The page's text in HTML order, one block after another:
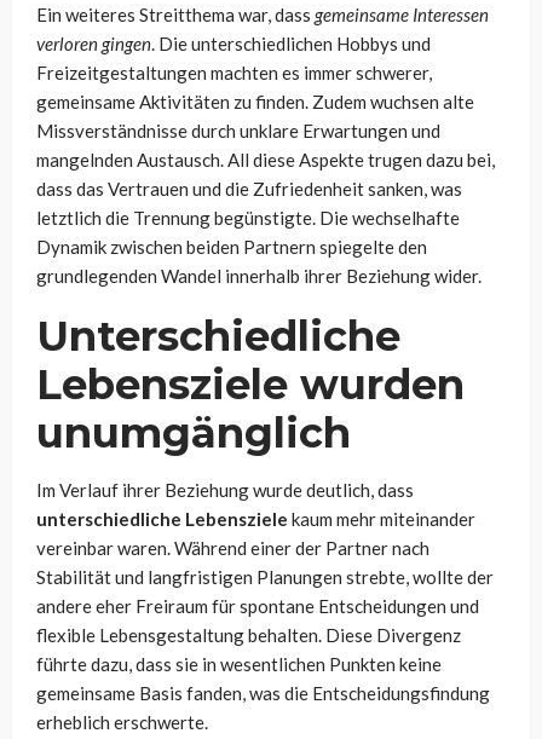
Ein weiteres Streitthema war, dass gemeinsame Interessen
verloren gingen. Die unterschiedlichen Hobbys und
Freizeitgestaltungen machten es immer schwerer,
gemeinsame Aktivitäten zu finden. Zudem wuchsen alte
Missverständnisse durch unklare Erwartungen und
mangelnden Austausch. All diese Aspekte trugen dazu bei,
dass das Vertrauen und die Zufriedenheit sanken, was
letztlich die Trennung begünstigte. Die wechselhafte
Dynamik zwischen beiden Partnern spiegelte den
grundlegenden Wandel innerhalb ihrer Beziehung wider.
Unterschiedliche
Lebensziele wurden
unumgänglich
Im Verlauf ihrer Beziehung wurde deutlich, dass
unterschiedliche Lebensziele kaum mehr miteinander
vereinbar waren. Während einer der Partner nach
Stabilität und langfristigen Planungen strebte, wollte der
andere eher Freiraum für spontane Entscheidungen und
flexible Lebensgestaltung behalten. Diese Divergenz
führte dazu, dass sie in wesentlichen Punkten keine
gemeinsame Basis fanden, was die Entscheidungsfindung
erheblich erschwerte.